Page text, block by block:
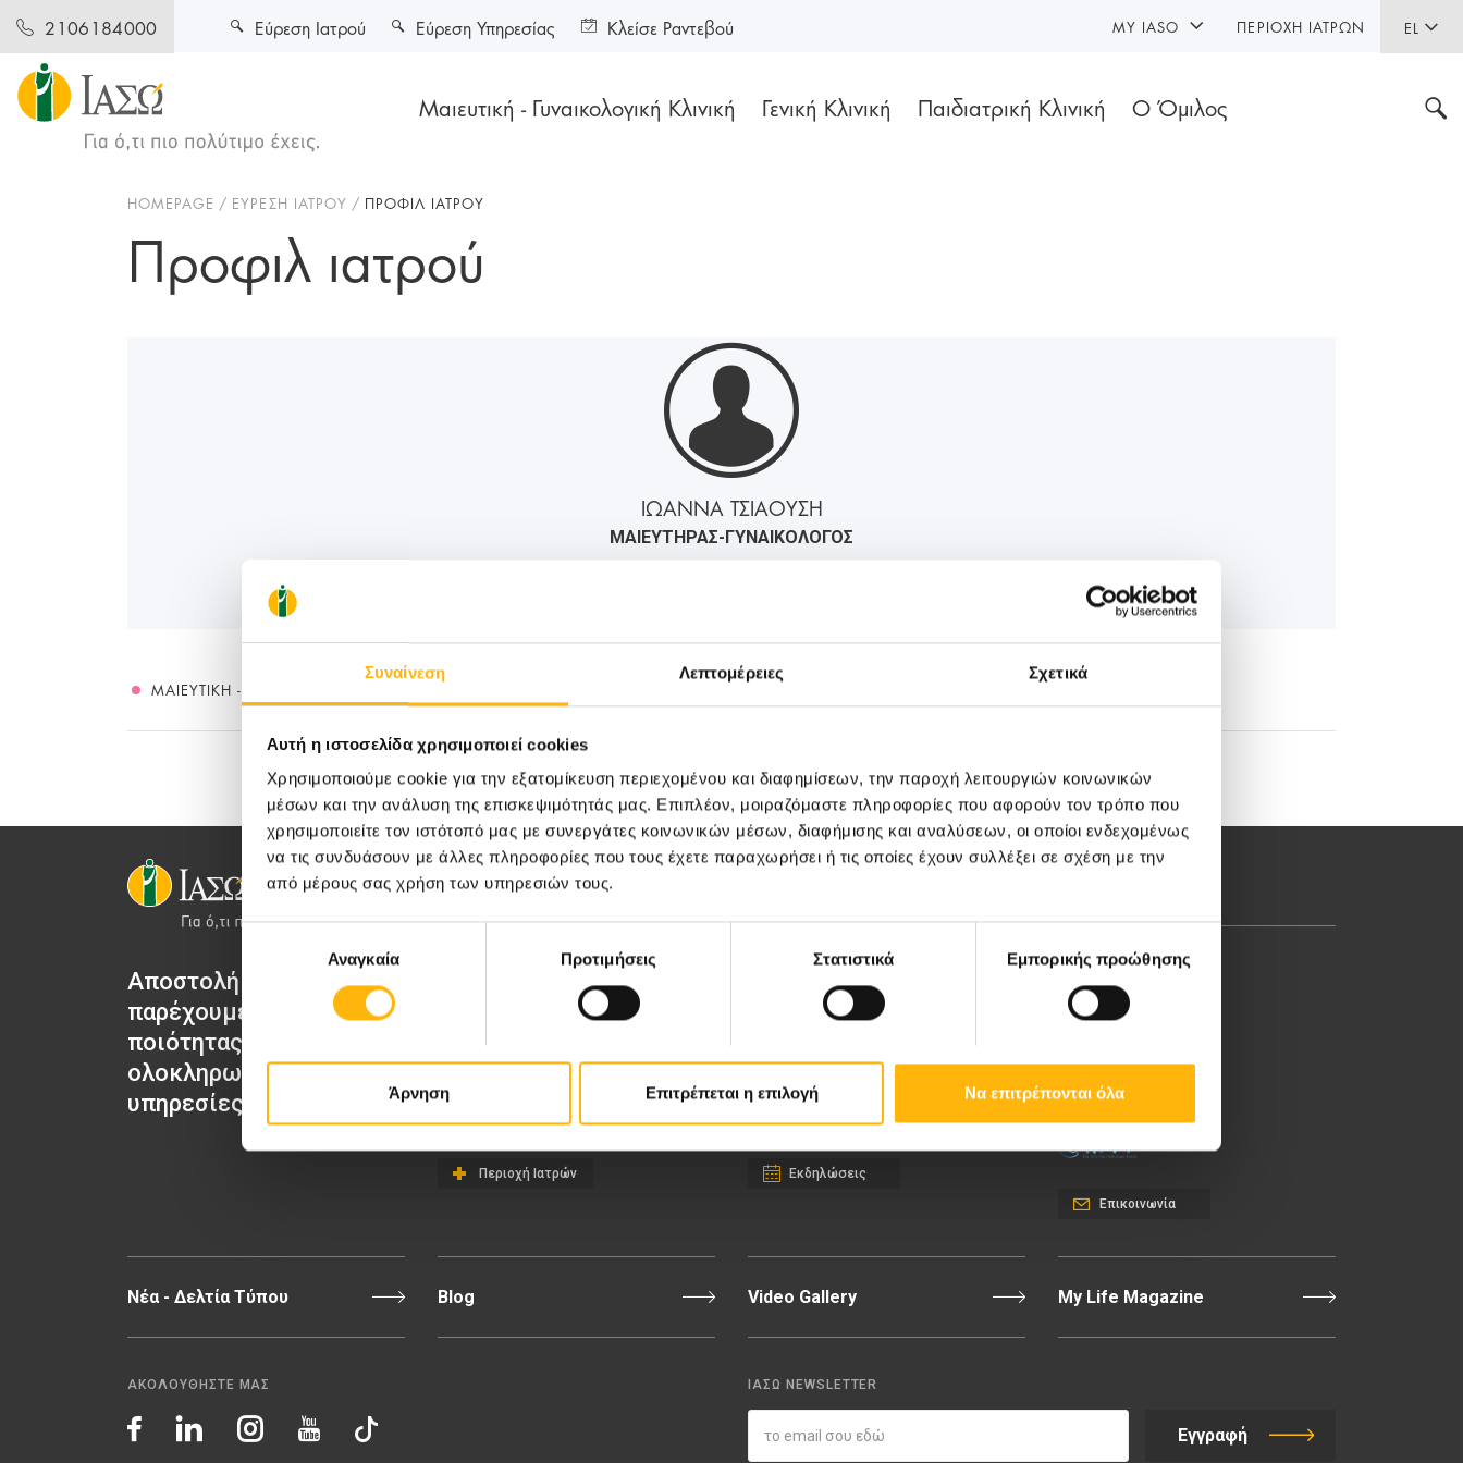
Συναίνεση Λεπτομέρειες Σχετικά
Αυτή η ιστοσελίδα χρησιμοποιεί cookies
Χρησιμοποιούμε cookie για την εξατομίκευση περιεχομένου και διαφημίσεων, την παροχή λειτουργιών κοινωνικών
μέσων και την ανάλυση της επισκεψιμότητάς μας. Επιπλέον, μοιραζόμαστε πληροφορίες που αφορούν τον τρόπο που
χρησιμοποιείτε τον ιστότοπό μας με συνεργάτες κοινωνικών μέσων, διαφήμισης και αναλύσεων, οι οποίοι ενδεχομένως
να τις συνδυάσουν με άλλες πληροφορίες που τους έχετε παραχωρήσει ή τις οποίες έχουν συλλέξει σε σχέση με την
από μέρους σας χρήση των υπηρεσιών τους.
Επιλογή
συγκατάθεσηςΑναγκαία Προτιμήσεις Στατιστικά Εμπορικής προώθησης
Άρνηση Επιτρέπεται η επιλογή Να επιτρέπονται όλα
2106184000 EL
Μαιευτική - Γυναικολογική Κλινική Γενική Κλινική Παιδιατρική Κλινική Ο Όμιλος
Εύρεση Ιατρού Εύρεση Υπηρεσίας Κλείσε Ραντεβού MY IASO ΠΕΡΙΟΧΉ ΙΑΤΡΏΝ
HOMEPAGE ΕΥΡΕΣΗ ΙΑΤΡΟΥ ΠΡΟΦΙΛ ΙΑΤΡΟΥ
Προφιλ ιατρού
ΙΩΑΝΝΑ ΤΣΙΑΟΥΣΗ
ΜΑΙΕΥΤΗΡΑΣ-ΓΥΝΑΙΚΟΛΟΓΟΣ
ΜΑΙΕΥΤΙΚΉ - ΓΥΝΑΙΚΟΛΟΓΙΚΉ
Αποστολή μας να
παρέχουμε υψηλής
ποιότητας
ολοκληρωμένες
υπηρεσίες υγείας.
ΙΑΣΩ Θεσσαλίας
Περιοχή Ιατρών
Medical Directory
Ευκαιρίες Καριέρας
Εκδηλώσεις
151 23 Μαρούσι, Αθήνα
Επικοινωνία
Νέα - Δελτία Τύπου Blog Video Gallery My Life Magazine
ΑΚΟΛΟΥΘΗΣΤΕ ΜΑΣ ΙΑΣΩ NEWSLETTER
Εγγραφή